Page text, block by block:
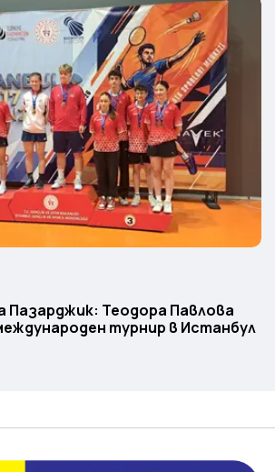
Пазарджик: Теодора Павлова
турнир в Истанбул